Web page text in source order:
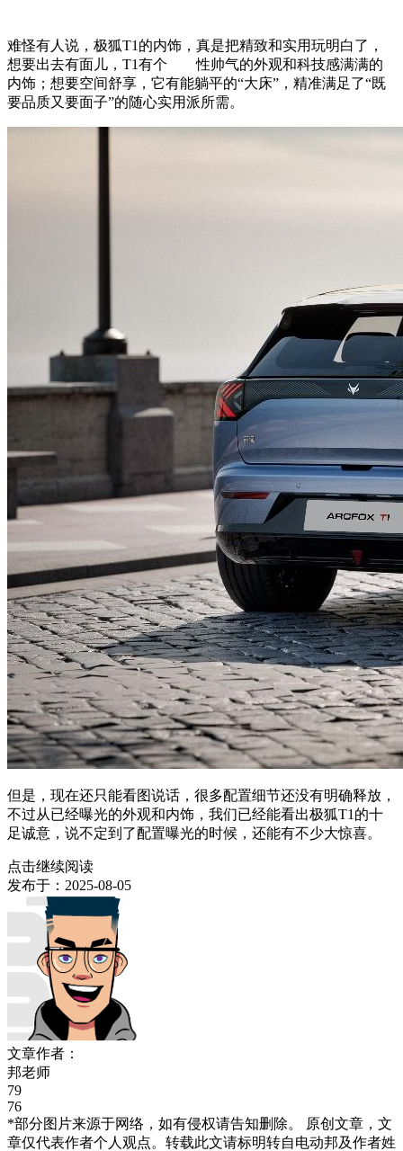
难怪有人说，极狐T1的内饰，真是把精致和实用玩明白了，
想要出去有面儿，T1有个 性帅气的外观和科技感满满的
内饰；想要空间舒享，它有能躺平的“大床”，精准满足了“既
要品质又要面子”的随心实用派所需。
但是，现在还只能看图说话，很多配置细节还没有明确释放，
不过从已经曝光的外观和内饰，我们已经能看出极狐T1的十
足诚意，说不定到了配置曝光的时候，还能有不少大惊喜。
点击继续阅读
发布于： 2025-08-05
文章作者：
邦老师
79
76
*部分图片来源于网络，如有侵权请告知删除。 原创文章，文
章仅代表作者个人观点。转载此文请标明转自电动邦及作者姓